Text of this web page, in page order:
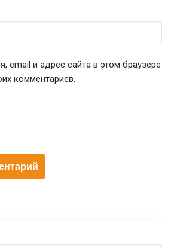
email и адрес сайта в этом браузере
комментариев.